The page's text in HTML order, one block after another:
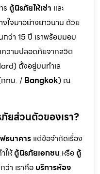
ร ตู้นิรภัยให้เช่า และ
ใจมาอย่างยาวนาน ด้วย
ว่า 15 ปี เราพร้อมมอบ
วามปลอดภัยจากสวิต
ตั้งอยู่บนทำเล
ทม. / Bangkok) ณ
ยส่วนตัวของเรา?
ธนาคาร แต่ข้อจำกัดเรื่อง
ให้ตู้นิรภัยเอกชน หรือ ตู้
ว่า เราคือ บริการห้อง